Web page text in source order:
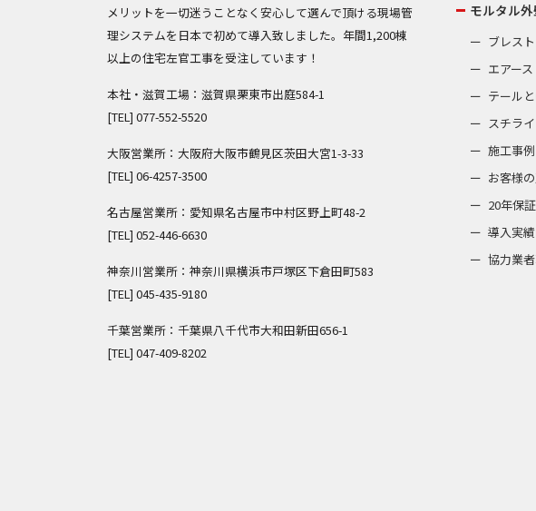
メリットを一切迷うことなく安心して選んで頂ける現場管
理システムを日本で初めて導入致しました。年間1,200棟
以上の住宅左官工事を受注しています！
本社・滋賀工場：滋賀県栗東市出庭584-1
[TEL] 077-552-5520
大阪営業所：大阪府大阪市鶴見区茨田大宮1-3-33
[TEL] 06-4257-3500
名古屋営業所：愛知県名古屋市中村区野上町48-2
[TEL] 052-446-6630
神奈川営業所：神奈川県横浜市戸塚区下倉田町583
[TEL] 045-435-9180
千葉営業所：千葉県八千代市大和田新田656-1
[TEL] 047-409-8202
モルタル
ブレス
エアー
テール
スチラ
施工事例
お客様
20年保
導入実績
協力業